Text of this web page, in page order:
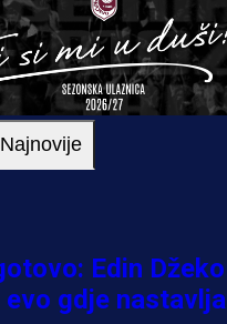
Najnovije
Edin
evo gdje